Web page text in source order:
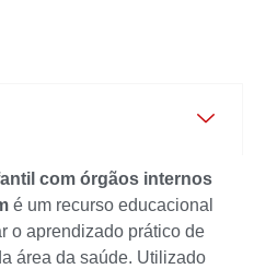
com órgãos internos
é um recurso educacional
o aprendizado prático de
área da saúde. Utilizado